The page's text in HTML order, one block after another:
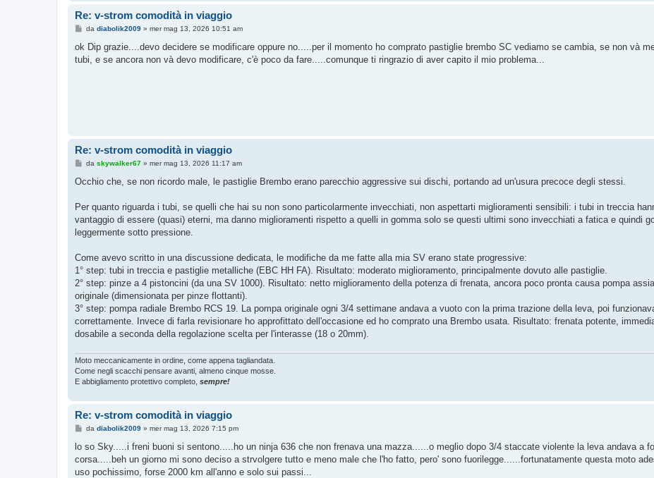
Re: v-strom comodità in viaggio
M
s
a
da diabolik2009» mer mag 13, 2026 10:51 am
ok Dip grazie....devo decidere se modificare oppure no.....per il momento ho comprato pastiglie brembo SC vediamo se cambia, se non và
tubi, e se ancora non và devo modificare, c'è poco da fare.....comunque ti ringrazio di aver capito il mio problema...
Re: v-strom comodità in viaggio
M
s
g
i
o
da skywalker67» mer mag 13, 2026 11:17 am
Occhio che, se non ricordo male, le pastiglie Brembo erano parecchio aggressive sui dischi, portando ad un'usura precoce degli stessi.
Per quanto riguarda i tubi, se quelli che hai su non sono particolarmente invecchiati, non aspettarti miglioramenti sensibili: i tubi in treccia
vantaggio di essere (quasi) eterni, ma danno miglioramenti rispetto a quelli in gomma solo se questi ultimi sono invecchiati a fatica e quindi
leggermente sotto pressione.
Come avevo scritto in una discussione dedicata, le modifiche da me fatte alla mia SV erano state progressive:
1° step: tubi in treccia e pastiglie metalliche (EBC HH FA). Risultato: moderato miglioramento, principalmente dovuto alle pastiglie.
2° step: pinze a 4 pistoncini (da una SV 1000). Risultato: netto miglioramento della potenza di frenata, ancora poco pronta causa pompa
originale (dimensionata per pinze flottanti).
3° step: pompa radiale Brembo RCS 19. La pompa originale ogni 3/4 settimane andava a vuoto con la prima trazione della leva, poi
correttamente. Invece di farla revisionare ho approfittato dell'occasione ed ho comprato una Brembo usata. Risultato: frenata potente,
dosabile a seconda della regolazione scelta per l'interasse (18 o 20mm).
Moto meccanicamente in ordine, come appena tagliandata.
Come negli scacchi pensare avanti, almeno cinque mosse.
E abbigliamento protettivo completo, sempre!
Re: v-strom comodità in viaggio
M
s
a
g
da diabolik2009» mer mag 13, 2026 7:15 pm
lo so Sky.....i freni buoni si sentono.....ho un ninja 636 che non frenava una mazza......o meglio dopo 3/4 staccate violente la leva andava a
corsa.....beh un giorno mi sono deciso a strvolgere tutto e meno male che l'ho fatto, pero' sono fuorilegge......fortunatamente questa moto
uso pochissimo, forse 2000 km all'anno e solo sui passi...